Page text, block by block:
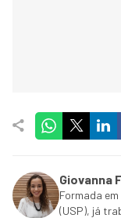
Giovanna
Formada
(USP), já